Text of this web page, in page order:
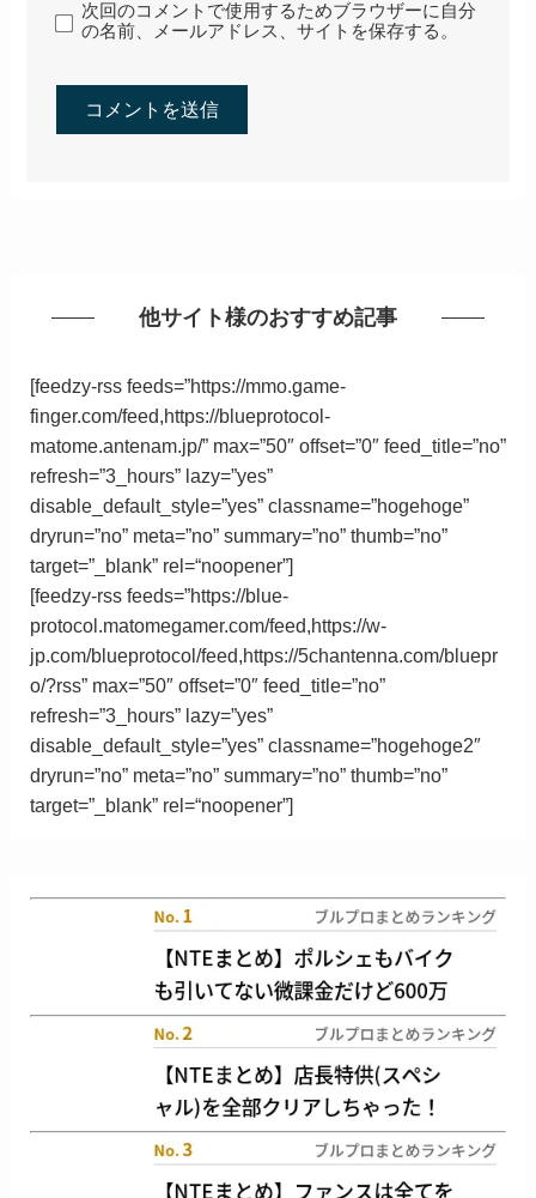
次回のコメントで使用するためブラウザーに自分
の名前、メールアドレス、サイトを保存する。
他サイト様のおすすめ記事
[feedzy-rss feeds=”https://mmo.game-
finger.com/feed,https://blueprotocol-
matome.antenam.jp/” max=”50″ offset=”0″ feed_title=”no”
refresh=”3_hours” lazy=”yes”
disable_default_style=”yes” classname=”hogehoge”
dryrun=”no” meta=”no” summary=”no” thumb=”no”
target=”_blank” rel=“noopener”]
[feedzy-rss feeds=”https://blue-
protocol.matomegamer.com/feed,https://w-
jp.com/blueprotocol/feed,https://5chantenna.com/bluepr
o/?rss” max=”50″ offset=”0″ feed_title=”no”
refresh=”3_hours” lazy=”yes”
disable_default_style=”yes” classname=”hogehoge2″
dryrun=”no” meta=”no” summary=”no” thumb=”no”
target=”_blank” rel=“noopener”]